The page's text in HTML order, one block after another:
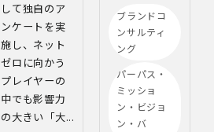
して独自のア
ンケートを実
施し、ネット
ゼロに向かう
プレイヤーの
中でも影響力
の大きい「大...
ブランドコ
ンサルティ
ング
パーパス・
ミッショ
ン・ビジョ
ン・バ